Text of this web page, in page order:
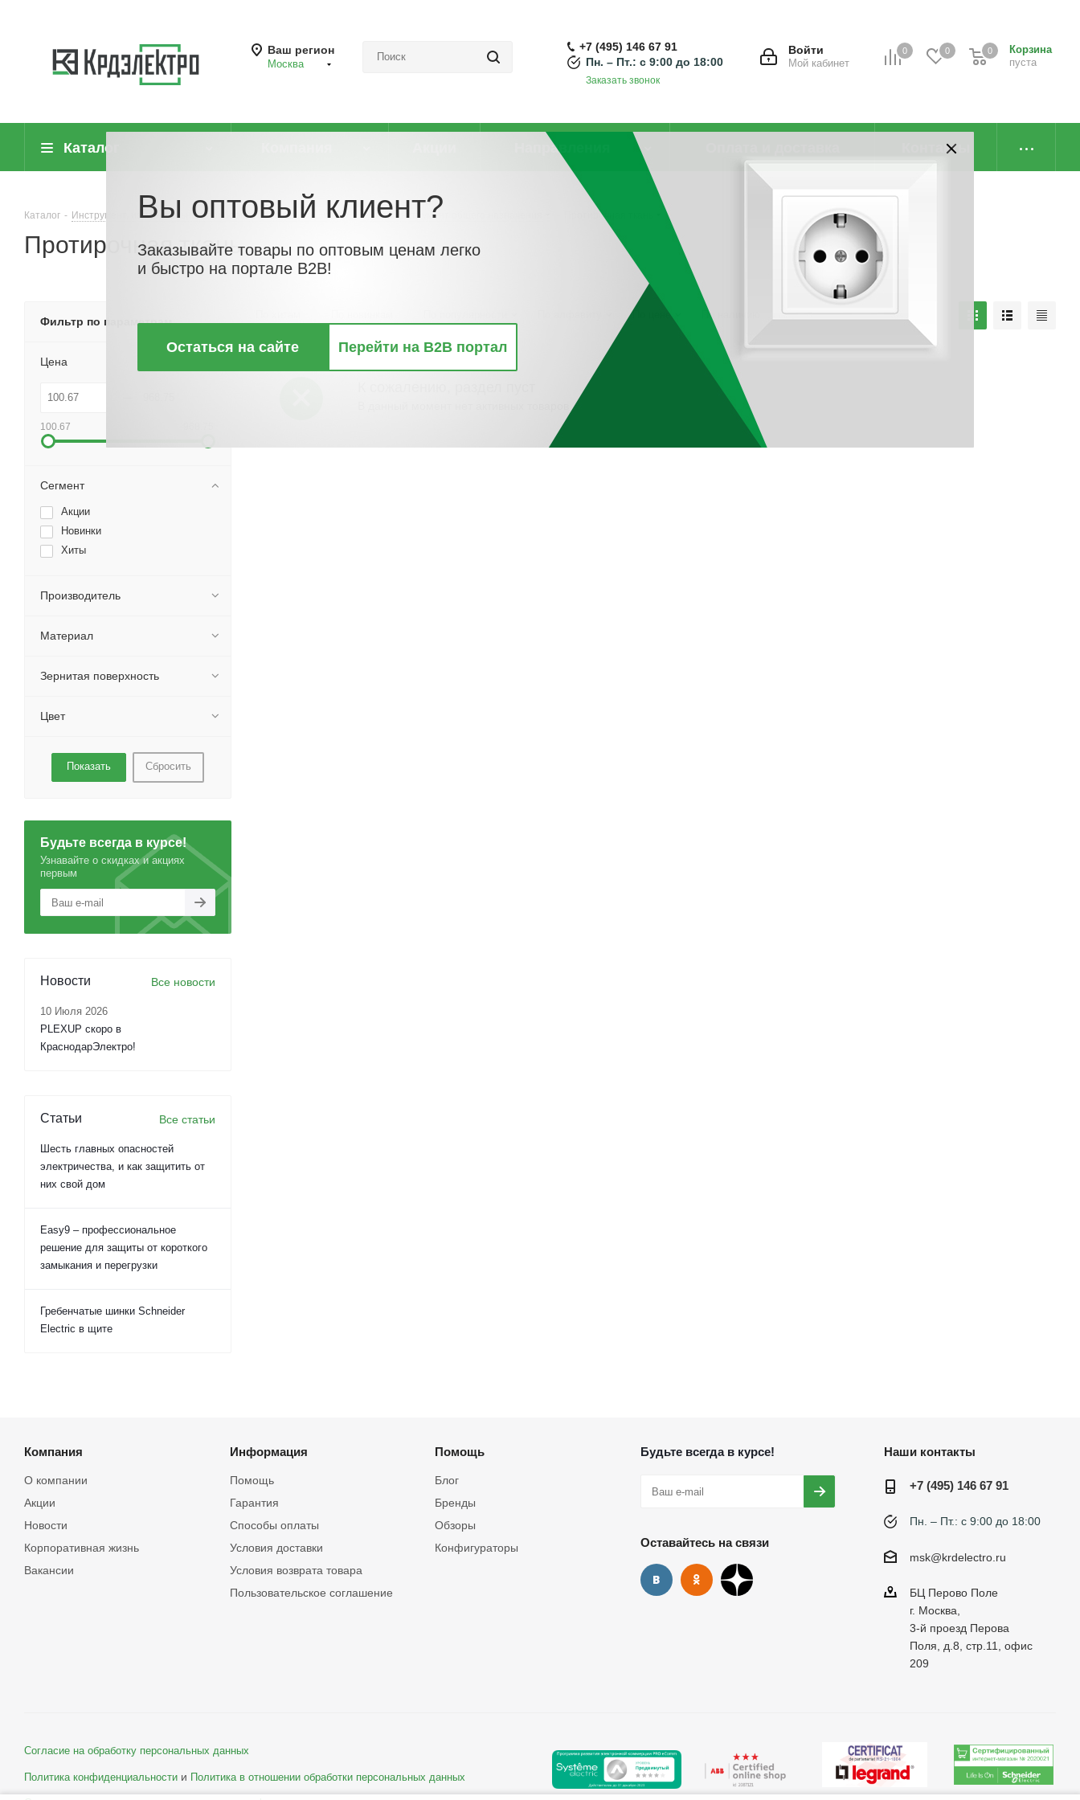
Ваш регион
Москва
0 0
Корзина
пуста
0
Войти
Мой кабинет
+7 (495) 146 67 91
Пн. – Пт.: с 9:00 до 18:00
Заказать звонок
Каталог Направления Контакты
Каталог - Инструмент, измерительные приборы и средства защиты - Ручной инструмент общего назначения Протирочная ткань
Протирочная ткань
По цене По наличию
Фильтр по параметрам
Цена
100.67
Сегмент
Акции
Новинки
Хиты
Производитель
Материал
Зернитая поверхность
Цвет
Сбросить
Будьте всегда в курсе!
Узнавайте о скидках и акциях
первым
Новости Все новости
10 Июля 2026
PLEXUP скоро в
КраснодарЭлектро!
Статьи Все статьи
Шесть главных опасностей
электричества, и как защитить от
них свой дом
Easy9 – профессиональное
решение для защиты от короткого
замыкания и перегрузки
Гребенчатые шинки Schneider
Electric в щите
Компания
О компании
Акции
Новости
Корпоративная жизнь
Вакансии
Информация
Помощь
Гарантия
Способы оплаты
Условия доставки
Условия возврата товара
Пользовательское соглашение
Помощь
Блог
Бренды
Обзоры
Конфигураторы
Будьте всегда в курсе!
Оставайтесь на связи
Наши контакты
+7 (495) 146 67 91
Пн. – Пт.: с 9:00 до 18:00
msk@krdelectro.ru
БЦ Перово Поле
г. Москва,
3-й проезд Перова
Поля, д.8, стр.11, офис
209
Согласие на обработку персональных данных
Политика конфиденциальности и Политика в отношении обработки персональных данных
Вы оптовый клиент?
Заказывайте товары по оптовым ценам легко
и быстро на портале B2B!
Остаться на сайте Перейти на B2B портал